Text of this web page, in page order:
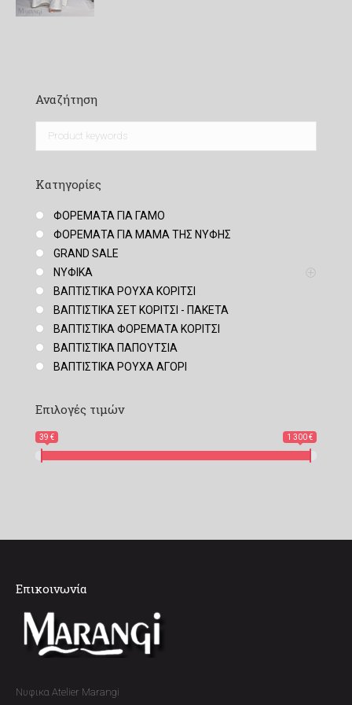
Αναζήτηση
Κατηγορίες
ΦΟΡΕΜΑΤΑ ΓΙΑ ΓΑΜΟ
ΦΟΡΕΜΑΤΑ ΓΙΑ ΜΑΜΑ ΤΗΣ ΝΥΦΗΣ
GRAND SALE
ΝΥΦΙΚΑ
ΒΑΠΤΙΣΤΙΚΑ ΡΟΥΧΑ ΚΟΡΙΤΣΙ
ΒΑΠΤΙΣΤΙΚΑ ΣΕΤ ΚΟΡΙΤΣΙ - ΠΑΚΕΤΑ
ΒΑΠΤΙΣΤΙΚΑ ΦΟΡΕΜΑΤΑ ΚΟΡΙΤΣΙ
ΒΑΠΤΙΣΤΙΚΑ ΠΑΠΟΥΤΣΙΑ
ΒΑΠΤΙΣΤΙΚΑ ΡΟΥΧΑ ΑΓΟΡΙ
Επιλογές τιμών
39 € 1 300 €
Επικοινωνία
Νυφικα Atelier Marangi